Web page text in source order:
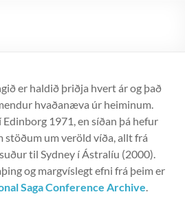
er haldið þriðja hvert ár og það
hvaðanæva úr heiminum.
1971, en síðan þá hefur
stöðum um veröld víða, allt frá
til Sydney í Ástralíu (2000).
og margvíslegt efni frá þeim er
Saga Conference Archive.